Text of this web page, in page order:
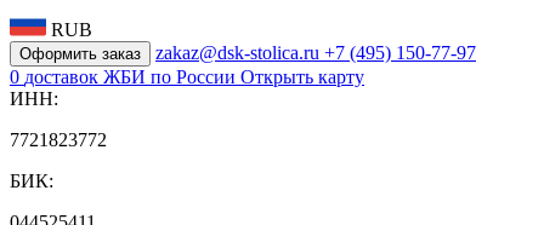
RUB
Оформить заказ zakaz@dsk-stolica.ru +7 (495) 150-77-97
0 доставок ЖБИ по России Открыть карту
ИНН:
7721823772
БИК: